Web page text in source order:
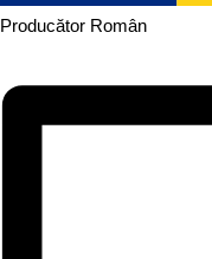
Producător Român